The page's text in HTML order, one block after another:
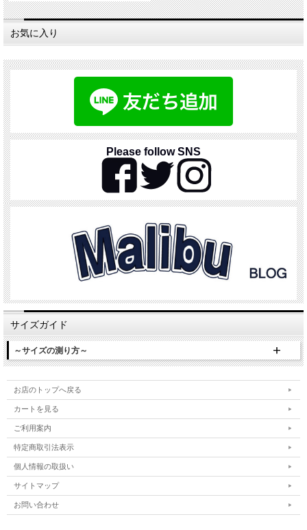
お気に入り
Please follow SNS
サイズガイド
～サイズの測り方～
お店のトップへ戻る
カートを見る
ご利用案内
特定商取引法表示
個人情報の取扱い
サイトマップ
お問い合わせ